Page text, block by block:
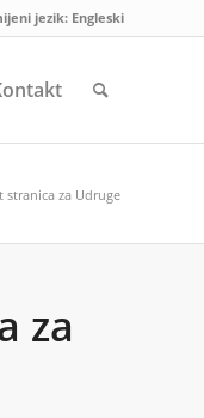
jezik: Engleski
za Udruge
za